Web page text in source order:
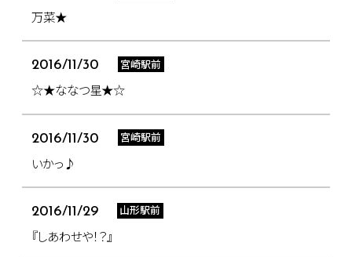
万菜★
2016/11/30 宮崎駅前
☆★ななつ星★☆
2016/11/30 宮崎駅前
いかっ♪
2016/11/29 山形駅前
『しあわせや！？』